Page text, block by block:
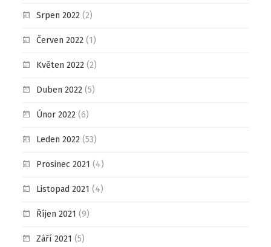
Srpen 2022(2)
Červen 2022(1)
Květen 2022(2)
Duben 2022(5)
Únor 2022(6)
Leden 2022(53)
Prosinec 2021 (4)
Listopad 2021 (4)
Říjen 2021 (9)
Září 2021 (5)